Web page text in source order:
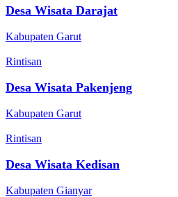
Desa Wisata Darajat
Kabupaten Garut
Rintisan
Desa Wisata Pakenjeng
Kabupaten Garut
Rintisan
Desa Wisata Kedisan
Kabupaten Gianyar